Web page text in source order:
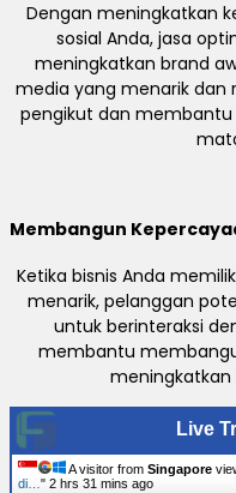
Dengan meningkatkan
sosial Anda, jasa
meningkatkan brand
media yang menarik dan
pengikut dan
Membangun
Ketika bisnis Anda
menarik, pelanggan
untuk berinteraksi
membantu
meningkatkan
Live
A visitor from Singapore
di… " 2 hrs 31 mins ago